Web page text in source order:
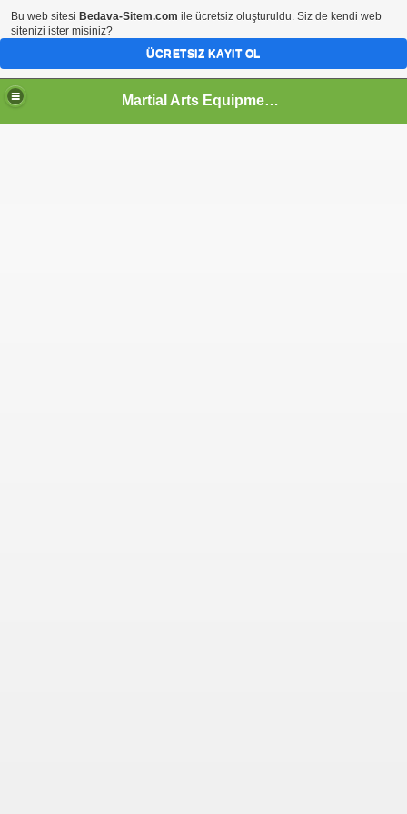
Martial Arts Equipment-Yerlisu
Bu web sitesi Bedava-Sitem.com ile ücretsiz oluşturuldu. Siz de kendi web
sitenizi ister misiniz?
ÜCRETSIZ KAYIT OL